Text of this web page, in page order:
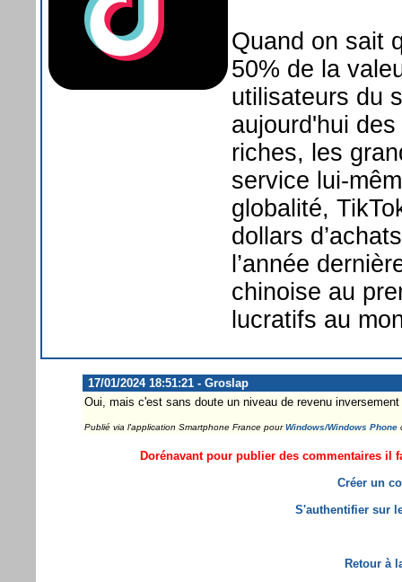
Quand on sait
50% de la
utilisateurs du
aujourd'hui
riches, les
service lui-
globalité,
dollars
l’année
chinoise au
lucratifs au
17/01/2024 18:51:21 - Groslap
Oui, mais c'est sans doute un niveau de revenu
Publié via l'application Smartphone France pourWindows/Windows Phone
Dorénavant pour publier des commentaires il
Créer un
S'authentifier sur
Retour à